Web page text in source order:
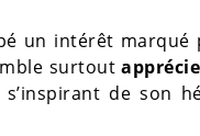
un intérêt
surtout
s’inspirant de son